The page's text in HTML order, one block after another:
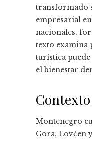
transformado
empresarial
nacionales,
texto examina
turística
el bienestar
Montenegro
Gora, Lovćen